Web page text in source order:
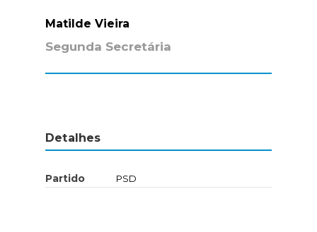
Matilde Vieira
Segunda Secretária
Detalhes
Partido PSD